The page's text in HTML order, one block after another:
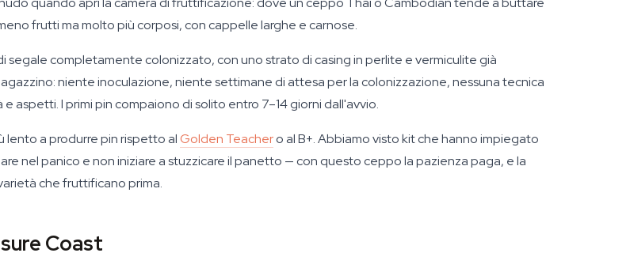
frutti ma molto più corposi, con cappelle larghe e carnose.
completamente colonizzato, con uno strato di casing in perlite e vermiculite già
niente inoculazione, niente settimane di attesa per la colonizzazione, nessuna tecnica
aspetti. I primi pin compaiono di solito entro 7–14 giorni dall'avvio.
lento a produrre pin rispetto alGolden Teachero al B+. Abbiamo visto kit che hanno impiegato
nel panico e non iniziare a stuzzicare il panetto — con questo ceppo la pazienza paga, e la
che fruttificano prima.
Coast